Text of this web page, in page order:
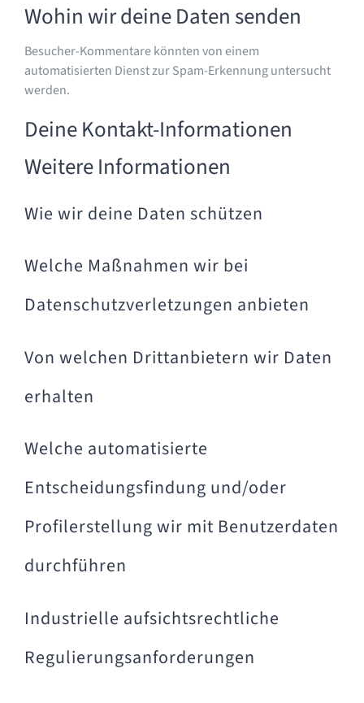
Wohin wir deine Daten senden
Besucher-Kommentare könnten von einem
automatisierten Dienst zur Spam-Erkennung untersucht
werden.
Deine Kontakt-Informationen
Weitere Informationen
Wie wir deine Daten schützen
Welche Maßnahmen wir bei
Datenschutzverletzungen anbieten
Von welchen Drittanbietern wir Daten
erhalten
Welche automatisierte
Entscheidungsfindung und/oder
Profilerstellung wir mit Benutzerdaten
durchführen
Industrielle aufsichtsrechtliche
Regulierungsanforderungen